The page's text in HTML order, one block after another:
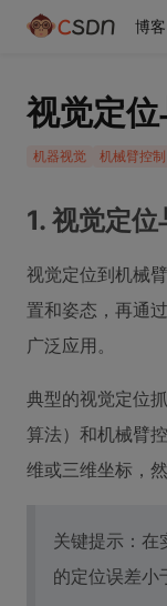
博客
视觉定
机器视觉 机械臂控制
1. 视觉定
视觉定位到机械
置和姿态，再通
广泛应用。
典型的视觉定位
算法）和机械臂
维或三维坐标，
关键提示：在
的定位误差小